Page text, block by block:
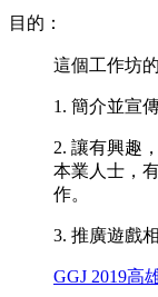
目的：
這個工作坊
1. 簡介並宣
2. 讓有興趣
本業人士，
作。
3. 推廣遊戲
GGJ 2019高